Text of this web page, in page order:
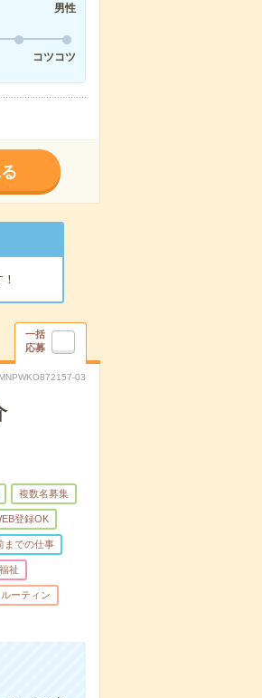
男性
コツコツ
一括
応募
03
複数名募集
登録OK
までの仕事
祉
ルーティン